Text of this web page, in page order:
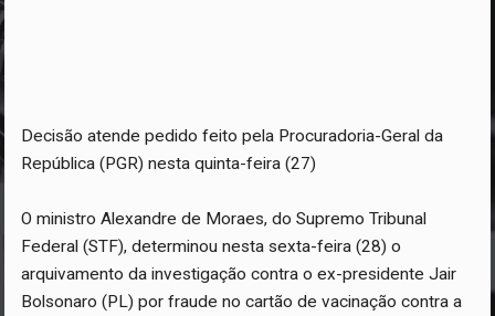
Decisão atende pedido feito pela Procuradoria-Geral da
República (PGR) nesta quinta-feira (27)
O ministro Alexandre de Moraes, do Supremo Tribunal
Federal (STF), determinou nesta sexta-feira (28) o
arquivamento da investigação contra o ex-presidente Jair
Bolsonaro (PL) por fraude no cartão de vacinação contra a